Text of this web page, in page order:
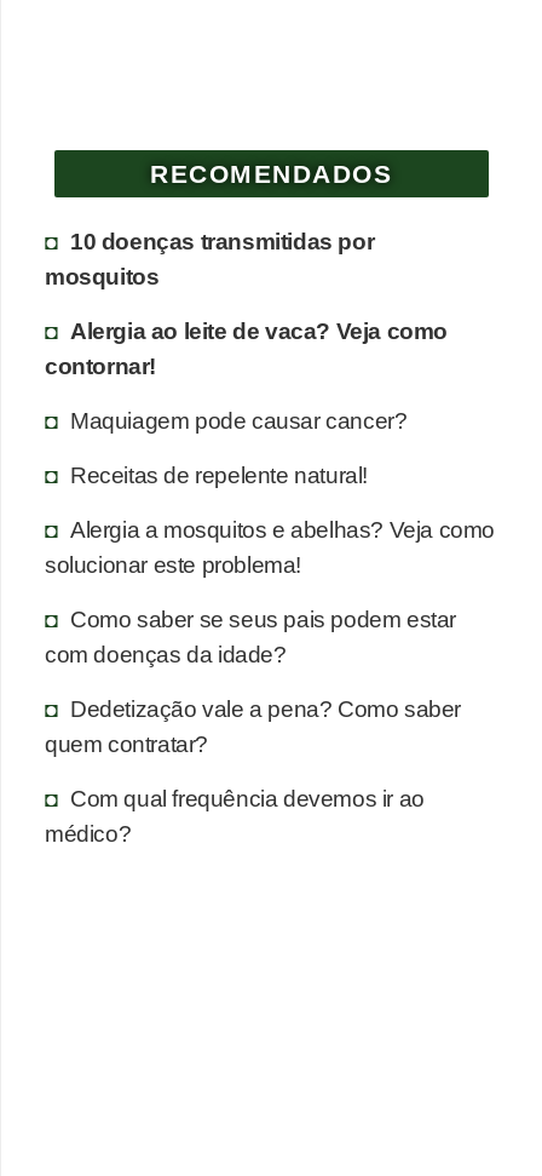
RECOMENDADOS
10 doenças transmitidas por
mosquitos
Alergia ao leite de vaca? Veja como
contornar!
Maquiagem pode causar cancer?
Receitas de repelente natural!
Alergia a mosquitos e abelhas? Veja como
solucionar este problema!
Como saber se seus pais podem estar
com doenças da idade?
Dedetização vale a pena? Como saber
quem contratar?
Com qual frequência devemos ir ao
médico?